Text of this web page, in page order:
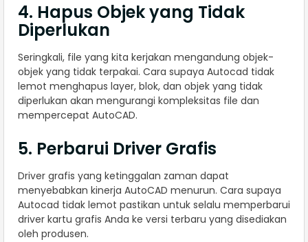
4. Hapus Objek yang Tidak
Diperlukan
Seringkali, file yang kita kerjakan mengandung objek-
objek yang tidak terpakai. Cara supaya Autocad tidak
lemot menghapus layer, blok, dan objek yang tidak
diperlukan akan mengurangi kompleksitas file dan
mempercepat AutoCAD.
5. Perbarui Driver Grafis
Driver grafis yang ketinggalan zaman dapat
menyebabkan kinerja AutoCAD menurun. Cara supaya
Autocad tidak lemot pastikan untuk selalu memperbarui
driver kartu grafis Anda ke versi terbaru yang disediakan
oleh produsen.